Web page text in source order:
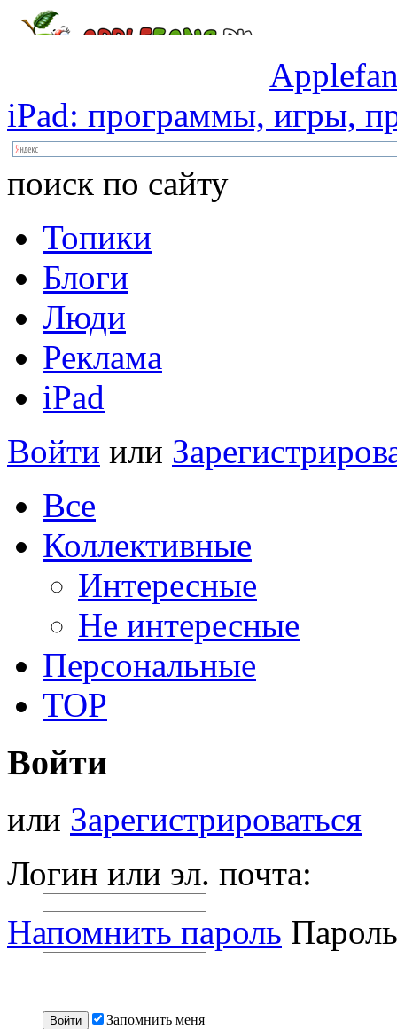
iPad: программы, игры,
поиск по сайту
Топики
Блоги
Люди
Реклама
iPad
Войти или
Все
Коллективные
Интересные
Не интересные
Персональные
TOP
Войти
или Зарегистрироваться
Логин или эл. почта:
Напомнить пароль
Запомнить меня